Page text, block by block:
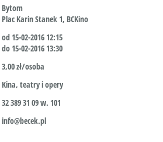
Bytom
Plac Karin Stanek 1, BCKino
od 15-02-2016 12:15
do 15-02-2016 13:30
3,00 zł/osoba
Kina, teatry i opery
32 389 31 09 w. 101
info@becek.pl